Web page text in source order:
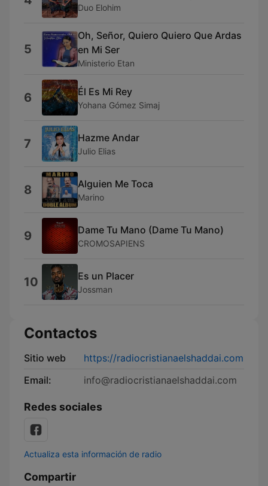
Duo Elohim
5
Oh, Señor, Quiero Quiero Que Ardas
en Mi Ser
Ministerio Etan
6 Él Es Mi Rey
Yohana Gómez Simaj
7 Hazme Andar
Julio Elias
8 Alguien Me Toca
Marino
9 Dame Tu Mano (Dame Tu Mano)
CROMOSAPIENS
10 Es un Placer
Jossman
Contactos
Sitio web
https://radiocristianaelshaddai.com
Email:
info@radiocristianaelshaddai.com
Redes sociales
Actualiza esta información de radio
Compartir